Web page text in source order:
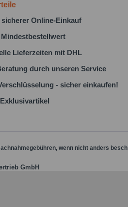
sicherer Online-Einkauf
Mindestbestellwert
Lieferzeiten mit DHL
durch unseren Service
- sicher einkaufen!
wenn nicht anders
GmbH